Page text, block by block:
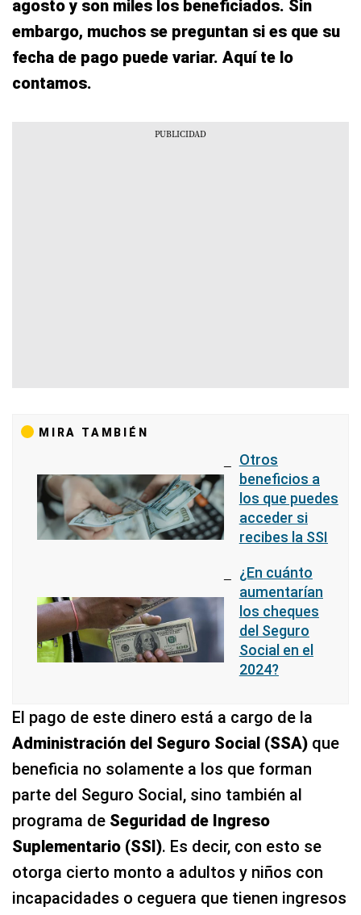
agosto y son miles los beneficiados. Sin
embargo, muchos se preguntan si es que su
fecha de pago puede variar. Aquí te lo
contamos.
MIRA TAMBIÉN
Otros
beneficios a
los que puedes
acceder si
recibes la SSI
¿En cuánto
aumentarían
los cheques
del Seguro
Social en el
2024?
El pago de este dinero está a cargo de la
Administración del Seguro Social (SSA) que
beneficia no solamente a los que forman
parte del Seguro Social, sino también al
programa de Seguridad de Ingreso
Suplementario (SSI). Es decir, con esto se
otorga cierto monto a adultos y niños con
incapacidades o ceguera que tienen ingresos